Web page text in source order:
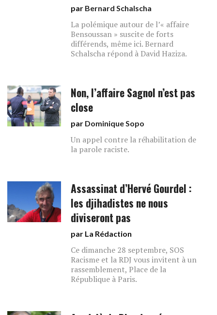
par Bernard Schalscha
La polémique autour de l’« affaire
Bensoussan » suscite de forts
différends, même ici. Bernard
Schalscha répond à David Haziza.
Non, l’affaire Sagnol n’est pas
close
par Dominique Sopo
Un appel contre la réhabilitation de
la parole raciste.
Assassinat d’Hervé Gourdel :
les djihadistes ne nous
diviseront pas
par La Rédaction
Ce dimanche 28 septembre, SOS
Racisme et la RDJ vous invitent à un
rassemblement, Place de la
République à Paris.​​